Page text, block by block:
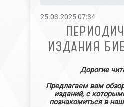
25.03.2025 07:34
ИЗДАНИЯ
Дорогие
Предлагаем вам
изданий, с
познакомиться в